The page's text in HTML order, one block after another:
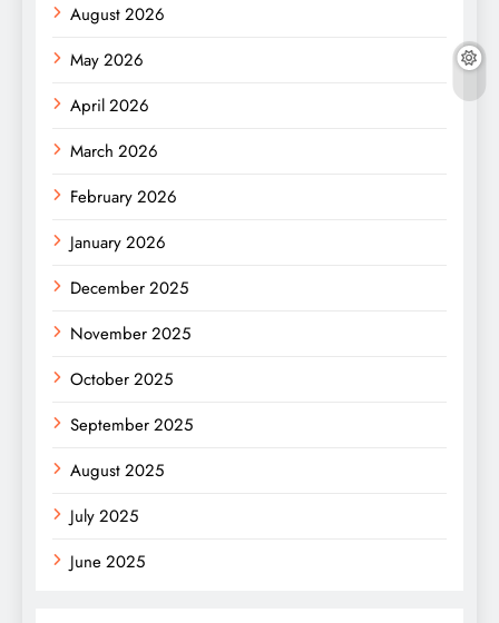
August 2026
May 2026
April 2026
March 2026
February 2026
January 2026
December 2025
November 2025
October 2025
September 2025
August 2025
July 2025
June 2025